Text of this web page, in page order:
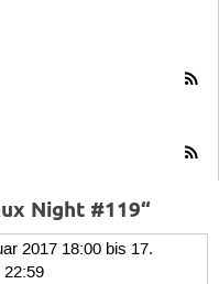
Night #119“
2017 18:00 bis 17.
22:59